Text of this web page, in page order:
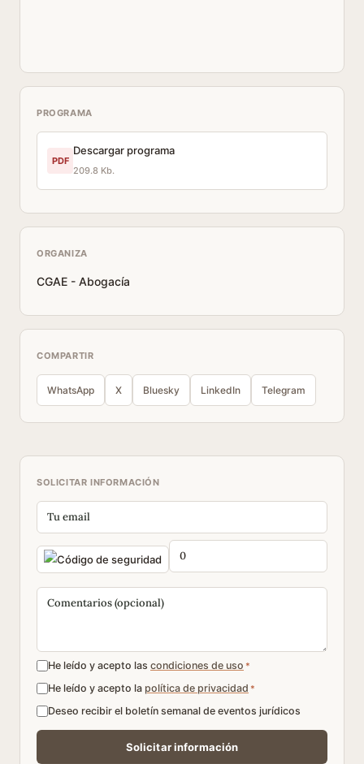
PROGRAMA
PDF
Descargar programa
209.8 Kb.
ORGANIZA
CGAE - Abogacía
COMPARTIR
WhatsApp X Bluesky LinkedIn Telegram
SOLICITAR INFORMACIÓN
He leído y acepto las condiciones de uso *
He leído y acepto la política de privacidad *
Deseo recibir el boletín semanal de eventos jurídicos